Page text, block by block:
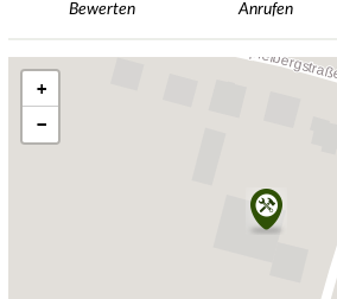
Bewerten Anrufen
+
−